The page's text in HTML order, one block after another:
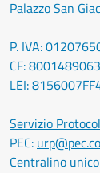
Palazzo San
P. IVA:
CF:
LEI:
Servizio
PEC:
Centralino